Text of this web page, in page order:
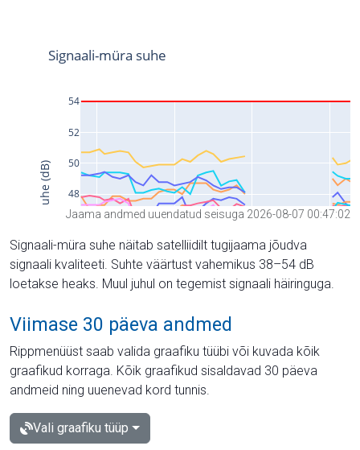
Jaama andmed uuendatud seisuga 2026-08-07 00:47:02
Signaali-müra suhe näitab satelliidilt tugijaama jõudva
signaali kvaliteeti. Suhte väärtust vahemikus 38–54 dB
loetakse heaks. Muul juhul on tegemist signaali häiringuga.
Viimase 30 päeva andmed
Rippmenüüst saab valida graafiku tüübi või kuvada kõik
graafikud korraga. Kõik graafikud sisaldavad 30 päeva
andmeid ning uuenevad kord tunnis.
Vali graafiku tüüp